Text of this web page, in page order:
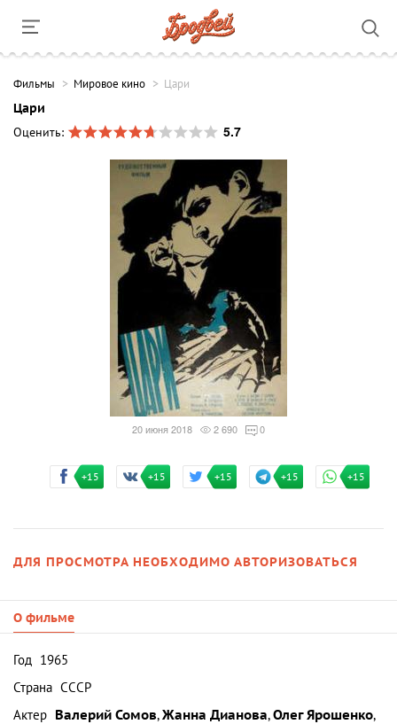
Фильмы Мировое кино Цари
Цари
Оценить:
5.7
20 июня 2018 2 690 0
+15 +15 +15 +15 +15
ДЛЯ ПРОСМОТРА НЕОБХОДИМО АВТОРИЗОВАТЬСЯ
О фильме
Год 1965
Страна СССР
Актер Валерий Сомов,Жанна Дианова,Олег Ярошенко,